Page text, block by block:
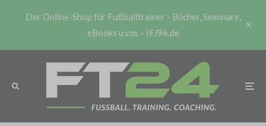
Der Online-Shop für Fußballtrainer - Bücher, Seminare,
eBooks u.v.m. - IFJ96.de